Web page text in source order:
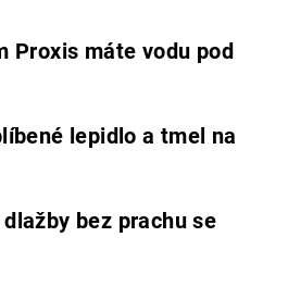
Proxis máte vodu pod
lepidlo a tmel na
bez prachu se